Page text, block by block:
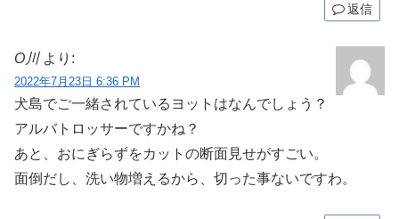
返信
O川 より:
2022年7月23日 6:36 PM
犬島でご一緒されているヨットはなんでしょう？
アルバトロッサーですかね？
あと、おにぎらずをカットの断面見せがすごい。
面倒だし、洗い物増えるから、切った事ないですわ。